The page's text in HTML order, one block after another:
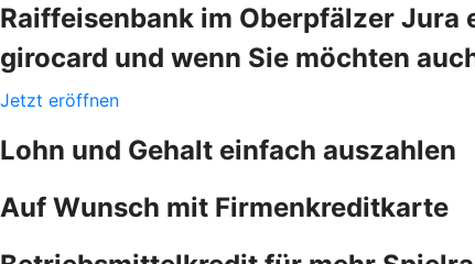
Raiffeisenbank im Oberpfälzer Jura
girocard und wenn Sie möchten
Jetzt eröffnen
Lohn und Gehalt einfach auszahlen
Auf Wunsch mit Firmenkreditkarte